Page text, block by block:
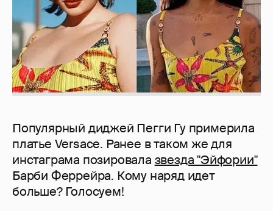
Популярный диджей Пегги Гу примерила
платье Versace. Ранее в таком же для
инстаграма позировала звезда "Эйфории"
Барби Феррейра. Кому наряд идет
больше? Голосуем!